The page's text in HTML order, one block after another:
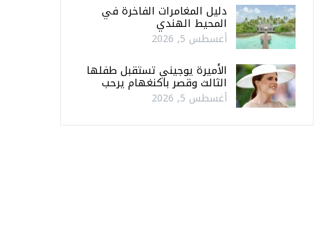
دليل المغامرات الفاخرة في
المحيط الهندي
أغسطس 5, 2026
الأميرة يوجيني تستقبل طفلها
الثالث وقصر باكنغهام يرحب
أغسطس 5, 2026